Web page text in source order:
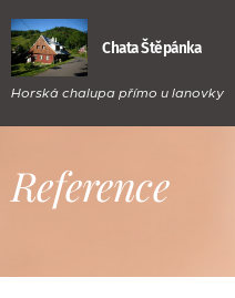
Chata Štěpánka
Horská chalupa přímo u lanovky
Reference